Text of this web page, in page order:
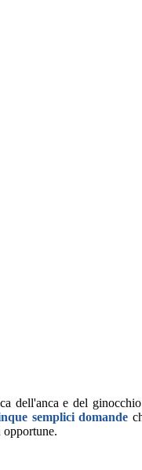
dell'anca e del
semplici domande
opportune.